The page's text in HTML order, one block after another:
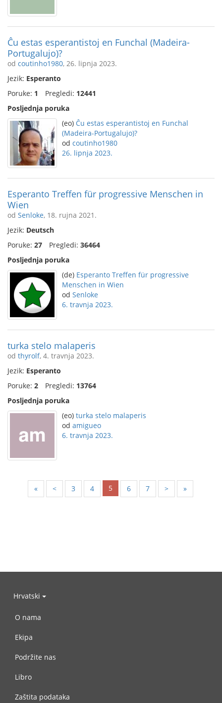
Ĉu estas esperantistoj en Funchal (Madeira-
Portugalujo)?
od coutinho1980, 26. lipnja 2023.
Jezik: Esperanto
Poruke: 1 Pregledi: 12441
Posljednja poruka
(eo) Ĉu estas esperantistoj en Funchal
(Madeira-Portugalujo)?
od coutinho1980
26. lipnja 2023.
Esperanto Treffen für progressive Menschen in
Wien
od Senloke, 18. rujna 2021.
Jezik: Deutsch
Poruke: 27 Pregledi: 36464
Posljednja poruka
(de) Esperanto Treffen für progressive
Menschen in Wien
od Senloke
6. travnja 2023.
turka stelo malaperis
od thyrolf, 4. travnja 2023.
Jezik: Esperanto
Poruke: 2 Pregledi: 13764
Posljednja poruka
(eo) turka stelo malaperis
od amigueo
6. travnja 2023.
« < 3 4 5 6 7 > »
Hrvatski
O nama
Ekipa
Podržite nas
Libro
Zaštita podataka